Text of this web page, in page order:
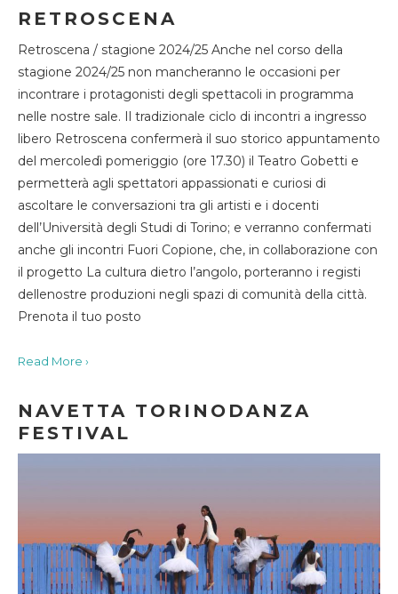
RETROSCENA
Retroscena / stagione 2024/25 Anche nel corso della
stagione 2024/25 non mancheranno le occasioni per
incontrare i protagonisti degli spettacoli in programma
nelle nostre sale. Il tradizionale ciclo di incontri a ingresso
libero Retroscena confermerà il suo storico appuntamento
del mercoledì pomeriggio (ore 17.30) il Teatro Gobetti e
permetterà agli spettatori appassionati e curiosi di
ascoltare le conversazioni tra gli artisti e i docenti
dell’Università degli Studi di Torino; e verranno confermati
anche gli incontri Fuori Copione, che, in collaborazione con
il progetto La cultura dietro l’angolo, porteranno i registi
dellenostre produzioni negli spazi di comunità della città.
Prenota il tuo posto
Read More ›
NAVETTA TORINODANZA
FESTIVAL